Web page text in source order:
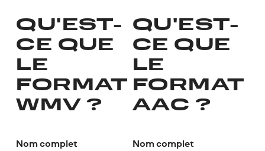
QU'EST-
CE QUE
LE
FORMAT
WMV ?
Nom complet
QU'EST-
CE QUE
LE
FORMAT
AAC ?
Nom complet